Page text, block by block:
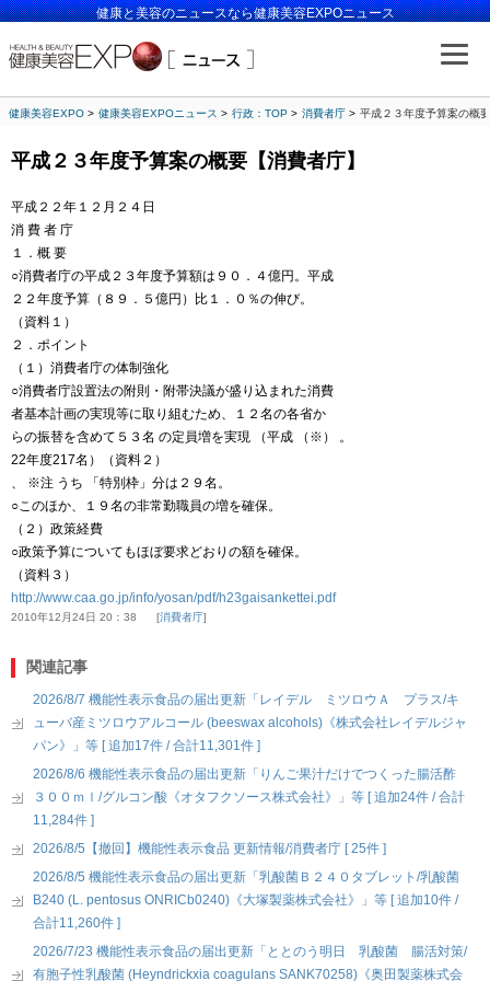
健康と美容のニュースなら健康美容EXPOニュース
健康美容EXPO 健康美容EXPOニュース 行政：TOP 消費者庁 平成２３年度予算案の概
平成２３年度予算案の概要【消費者庁】
平成２２年１２月２４日
消 費 者 庁
１．概 要
○消費者庁の平成２３年度予算額は９０．４億円。平成
２２年度予算（８９．５億円）比１．０％の伸び。
（資料１）
２．ポイント
（１）消費者庁の体制強化
○消費者庁設置法の附則・附帯決議が盛り込まれた消費
者基本計画の実現等に取り組むため、１２名の各省か
らの振替を含めて５３名 の定員増を実現 （平成 （※） 。
22年度217名）（資料２）
、 ※注 うち 「特別枠」分は２９名。
○このほか、１９名の非常勤職員の増を確保。
（２）政策経費
○政策予算についてもほぼ要求どおりの額を確保。
（資料３）
http://www.caa.go.jp/info/yosan/pdf/h23gaisankettei.pdf
2010年12月24日 20：38 消費者庁
関連記事
2026/8/7 機能性表示食品の届出更新「レイデル ミツロウＡ プラス/キ
ューバ産ミツロウアルコール (beeswax alcohols)《株式会社レイデルジャ
パン》」等 [ 追加17件 / 合計11,301件 ]
2026/8/6 機能性表示食品の届出更新「りんご果汁だけでつくった腸活酢
３００ｍｌ/グルコン酸《オタフクソース株式会社》」等 [ 追加24件 / 合計
11,284件 ]
2026/8/5【撤回】機能性表示食品 更新情報/消費者庁 [ 25件 ]
2026/8/5 機能性表示食品の届出更新「乳酸菌Ｂ２４０タブレット/乳酸菌
B240 (L. pentosus ONRICb0240)《大塚製薬株式会社》」等 [ 追加10件 /
合計11,260件 ]
2026/7/23 機能性表示食品の届出更新「ととのう明日 乳酸菌 腸活対策/
有胞子性乳酸菌 (Heyndrickxia coagulans SANK70258)《奥田製薬株式会